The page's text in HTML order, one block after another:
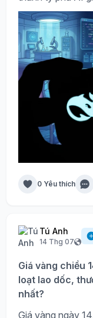
0 Yêu thích
Tú Anh
14 Thg 07
Giá vàng chiều
loạt lao dốc,
nhất?
Giá vàng ngày